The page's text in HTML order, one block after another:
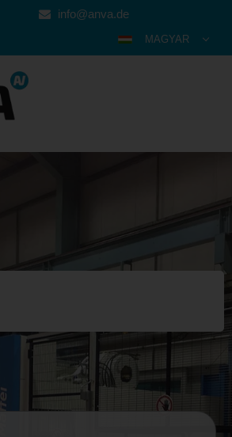
info@anva.de
MAGYAR
NEDERLANDS